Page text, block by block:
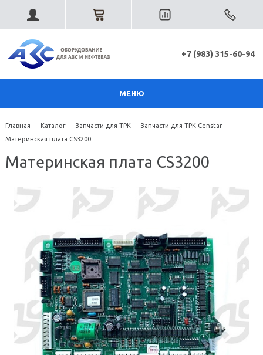
+7 (983) 315-60-94
МЕНЮ
Главная - Каталог - Запчасти для ТРК - Запчасти для ТРК Censtar -
Материнская плата CS3200
Материнская плата CS3200